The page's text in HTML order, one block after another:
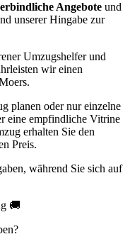
Angebote und
unserer Hingabe zur
Umzugshelfer und
wir einen
planen oder nur einzelne
eine empfindliche Vitrine
erhalten Sie den
Preis.
während Sie sich auf
🚚